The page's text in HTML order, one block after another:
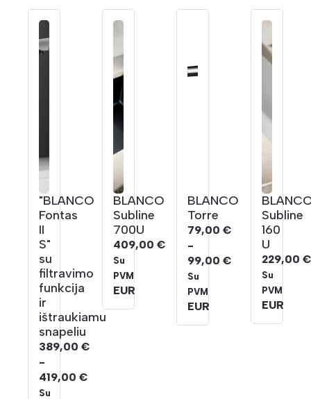
"BLANCO
Fontas
II
S"
su
filtravimo
funkcija
ir
ištraukiamu
snapeliu
389,00 €
-
419,00 €
Kainų
Su
BLANCO
Subline
700U
409,00 €
Su
PVM
EUR
BLANCO
Torre
79,00 €
-
99,00 €
Kainų
intervalas:
Nuo
79,00 €
Su
PVM
EUR
Subline
160
U
229,00 €
Su
PVM
EUR